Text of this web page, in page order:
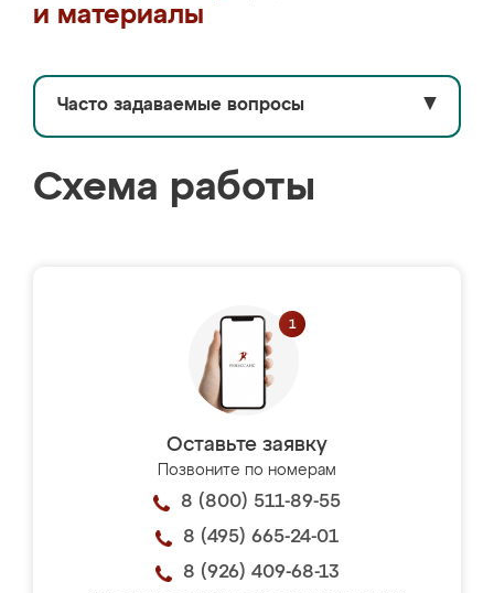
и материалы
Часто задаваемые вопросы ▼
Схема работы
Оставьте заявку
Позвоните по номерам
8 (800) 511-89-55
8 (495) 665-24-01
8 (926) 409-68-13